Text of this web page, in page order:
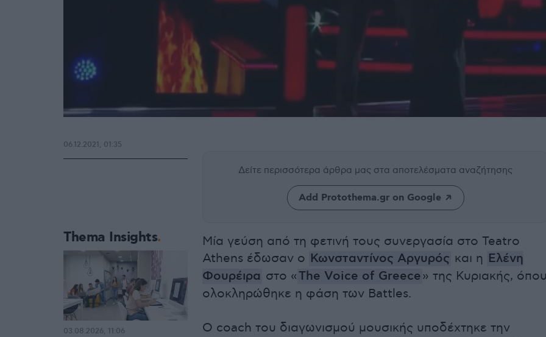
Δείτε περισσότερα άρθρα μας στα αποτελέσματα αναζήτησης
Add Protothema.gr on Google
Μία γεύση από τη φετινή τους συνεργασία στο Teatro
Athens έδωσαν ο Κωνσταντίνος Αργυρός και η Ελένη
Φουρέιρα στο «The Voice of Greece» της Κυριακής,
ολοκληρώθηκε η φάση των Battles.
Ο coach του διαγωνισμού μουσικής υποδέχτηκε την
06.12.2021, 01:35
Thema Insights
03.08.2026, 11:06